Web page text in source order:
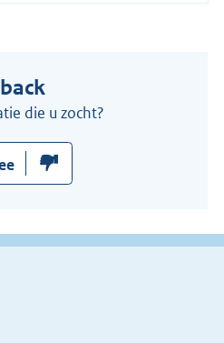
die u zocht?